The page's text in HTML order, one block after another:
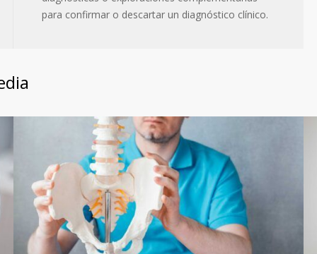
para confirmar o descartar un diagnóstico clínico.